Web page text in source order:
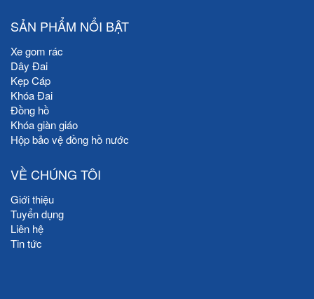
SẢN PHẨM NỔI BẬT
Xe gom rác
Dây Đai
Kẹp Cáp
Khóa Đai
Đồng hồ
Khóa giàn giáo
Hộp bảo vệ đồng hồ nước
VỀ CHÚNG TÔI
Giới thiệu
Tuyển dụng
Liên hệ
Tin tức